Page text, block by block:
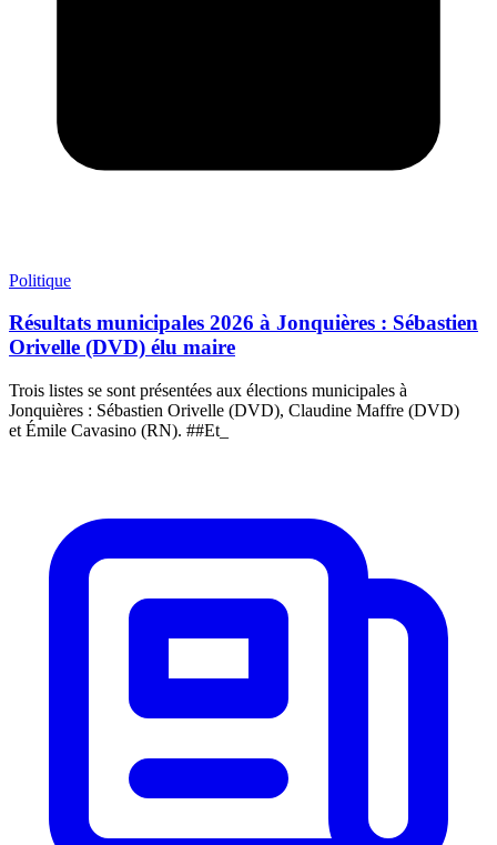
Politique
Résultats municipales 2026 à Jonquières : Sébastien
Orivelle (DVD) élu maire
Trois listes se sont présentées aux élections municipales à
Jonquières : Sébastien Orivelle (DVD), Claudine Maffre (DVD)
et Émile Cavasino (RN). ##Et_